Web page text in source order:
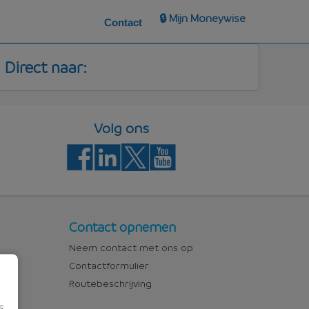
Direct naar:
Volg ons
Contact 🔒 Mijn Moneywise
Contact
Contact opnemen
Neem contact met ons op
Contactformulier
Routebeschrijving